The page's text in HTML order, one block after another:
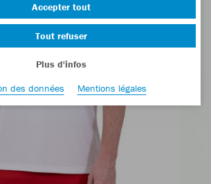
Accepter tout
Tout refuser
Plus d'infos
des données
Mentions légales